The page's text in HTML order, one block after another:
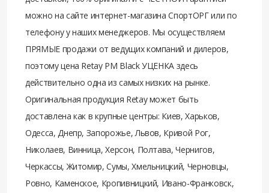
можно на сайте интернет-магазина СпортОРГ или по
телефону у наших менеджеров. Мы осуществляем
ПРЯМЫЕ продажи от ведущих компаний и дилеров,
поэтому цена Retay PM Black УЦЕНКА здесь
действительно одна из самых низких на рынке.
Оригинальная продукция Retay может быть
доставлена как в крупные центры: Киев, Харьков,
Одесса, Днепр, Запорожье, Львов, Кривой Рог,
Николаев, Винница, Херсон, Полтава, Чернигов,
Черкассы, Житомир, Сумы, Хмельницкий, Черновцы,
Ровно, Каменское, Кропивницкий, Ивано-Франковск,